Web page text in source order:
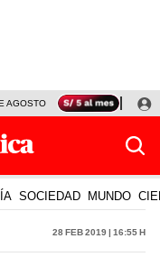
AGOSTO TINKA RESULTADOS
SOCIEDAD MUNDO
28 Feb 2019 | 16:55 h